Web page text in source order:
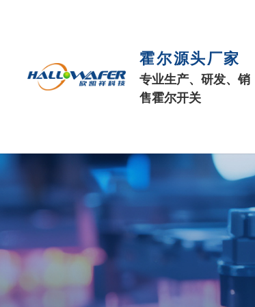
霍尔源头厂家
专业生产、研发、销
售霍尔开关